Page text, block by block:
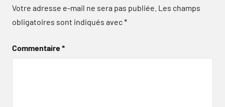
Votre adresse e-mail ne sera pas publiée. Les champs
obligatoires sont indiqués avec*
Commentaire*